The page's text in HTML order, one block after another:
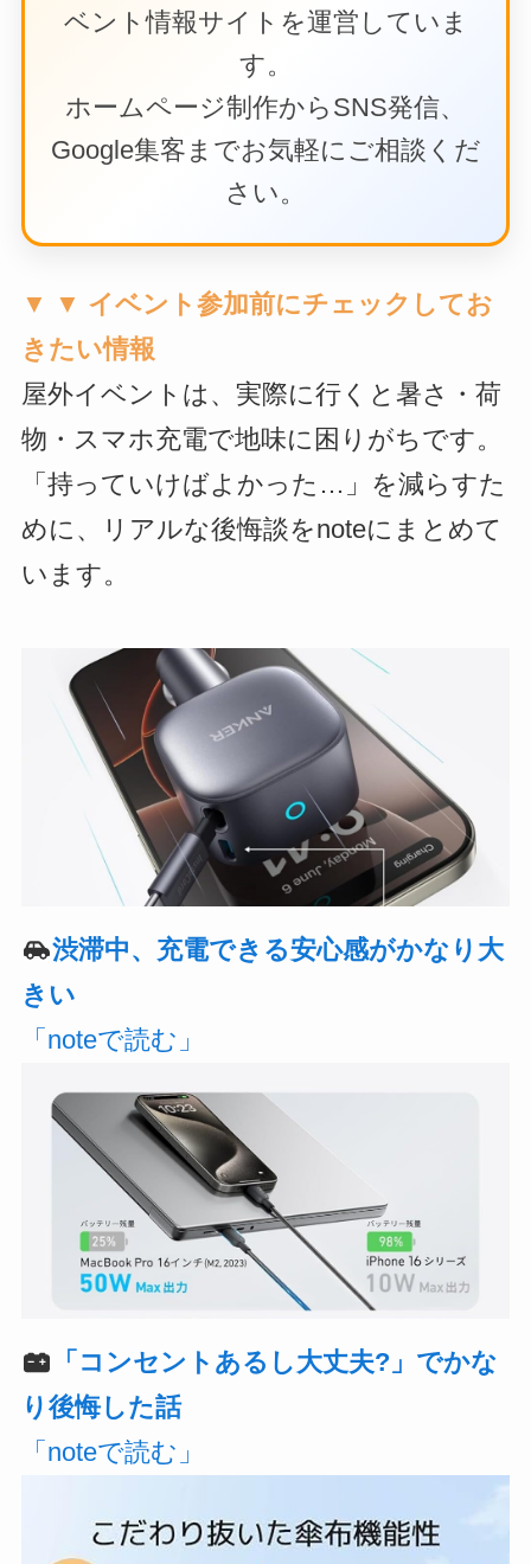
ベント情報サイトを運営していま
す。
ホームページ制作からSNS発信、
Google集客までお気軽にご相談くだ
さい。
▼ ▼ イベント参加前にチェックしてお
きたい情報
屋外イベントは、実際に行くと暑さ・荷
物・スマホ充電で地味に困りがちです。
「持っていけばよかった…」を減らすた
めに、リアルな後悔談をnoteにまとめて
います。
渋滞中、充電できる安心感がかなり大
きい
「noteで読む」
「コンセントあるし大丈夫?」でかな
り後悔した話
「noteで読む」